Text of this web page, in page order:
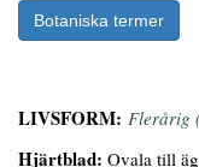
Botaniska termer
LIVSFORM: Flerårig
Hjärtblad: Ovala till